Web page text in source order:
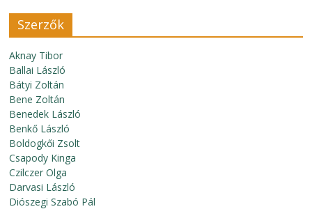
Szerzők
Aknay Tibor
Ballai László
Bátyi Zoltán
Bene Zoltán
Benedek László
Benkő László
Boldogkői Zsolt
Csapody Kinga
Czilczer Olga
Darvasi László
Diószegi Szabó Pál